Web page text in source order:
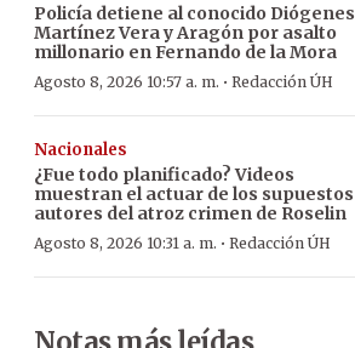
Policía detiene al conocido Diógenes
Martínez Vera y Aragón por asalto
millonario en Fernando de la Mora
Agosto 8, 2026 10:57 a. m. · Redacción ÚH
Nacionales
¿Fue todo planificado? Videos
muestran el actuar de los supuestos
autores del atroz crimen de Roselin
Agosto 8, 2026 10:31 a. m. · Redacción ÚH